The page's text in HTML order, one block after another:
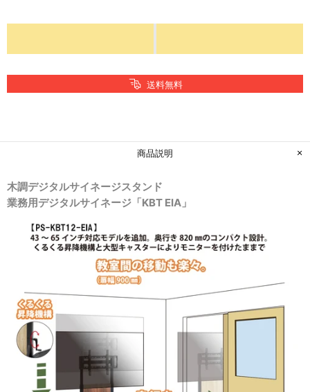
送料無料
商品説明
木調デジタルサイネージスタンド
業務用デジタルサイネージ「KBT EIA」